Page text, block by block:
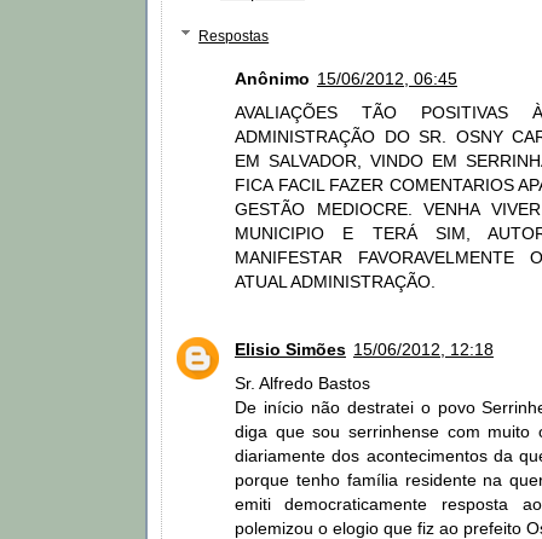
Respostas
Anônimo 15/06/2012, 06:45
AVALIAÇÕES TÃO POSITIVAS
ADMINISTRAÇÃO DO SR. OSNY
EM SALVADOR, VINDO EM
FICA FACIL FAZER COMENTARIOS
GESTÃO MEDIOCRE. VENHA
MUNICIPIO E TERÁ SIM,
MANIFESTAR FAVORAVELMENTE
ATUAL ADMINISTRAÇÃO.
Elisio Simões 15/06/2012, 12:18
Sr. Alfredo Bastos
De início não destratei o povo
diga que sou serrinhense com muito
diariamente dos acontecimentos da
porque tenho família residente na
emiti democraticamente resposta
polemizou o elogio que fiz ao prefeito